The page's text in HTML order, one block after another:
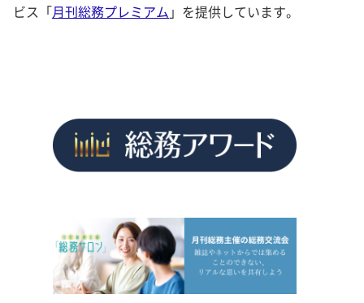
ビス「月刊総務プレミアム 」を提供しています。